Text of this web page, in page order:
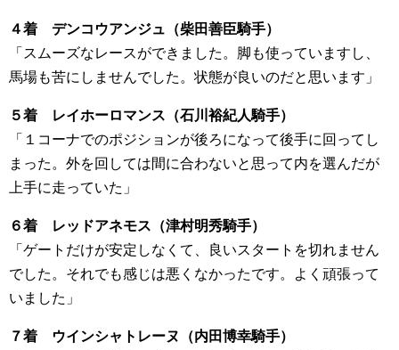
４着 デンコウアンジュ（柴田善臣騎手）
「スムーズなレースができました。脚も使っていますし、
馬場も苦にしませんでした。状態が良いのだと思います」
５着 レイホーロマンス（石川裕紀人騎手）
「１コーナでのポジションが後ろになって後手に回ってし
まった。外を回しては間に合わないと思って内を選んだが
上手に走っていた」
６着 レッドアネモス（津村明秀騎手）
「ゲートだけが安定しなくて、良いスタートを切れません
でした。それでも感じは悪くなかったです。よく頑張って
いました」
７着 ウインシャトレーヌ（内田博幸騎手）